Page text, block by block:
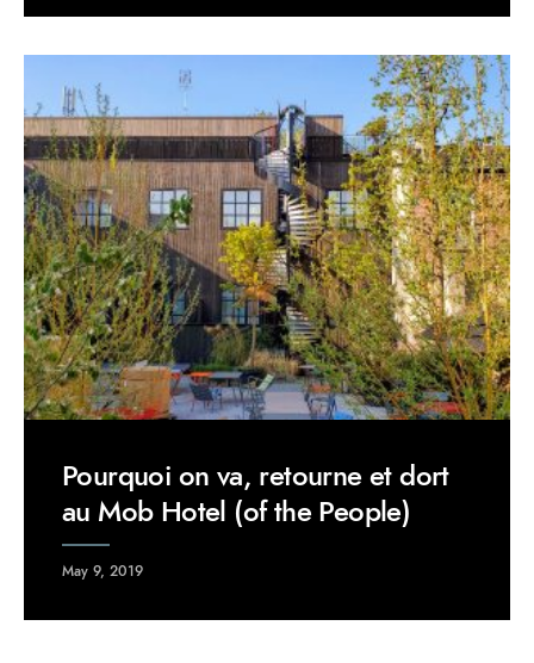
Pourquoi on va, retourne et dort
au Mob Hotel (of the People)
May 9, 2019